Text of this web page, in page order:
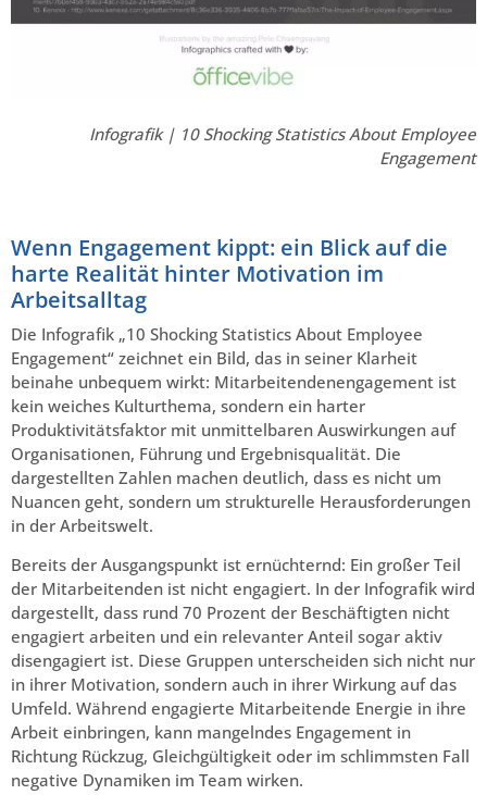
Infografik | 10 Shocking Statistics About Employee
Engagement
Wenn Engagement kippt: ein Blick auf die
harte Realität hinter Motivation im
Arbeitsalltag
Die Infografik „10 Shocking Statistics About Employee
Engagement“ zeichnet ein Bild, das in seiner Klarheit
beinahe unbequem wirkt: Mitarbeitendenengagement ist
kein weiches Kulturthema, sondern ein harter
Produktivitätsfaktor mit unmittelbaren Auswirkungen auf
Organisationen, Führung und Ergebnisqualität. Die
dargestellten Zahlen machen deutlich, dass es nicht um
Nuancen geht, sondern um strukturelle Herausforderungen
in der Arbeitswelt.
Bereits der Ausgangspunkt ist ernüchternd: Ein großer Teil
der Mitarbeitenden ist nicht engagiert. In der Infografik wird
dargestellt, dass rund 70 Prozent der Beschäftigten nicht
engagiert arbeiten und ein relevanter Anteil sogar aktiv
disengagiert ist. Diese Gruppen unterscheiden sich nicht nur
in ihrer Motivation, sondern auch in ihrer Wirkung auf das
Umfeld. Während engagierte Mitarbeitende Energie in ihre
Arbeit einbringen, kann mangelndes Engagement in
Richtung Rückzug, Gleichgültigkeit oder im schlimmsten Fall
negative Dynamiken im Team wirken.